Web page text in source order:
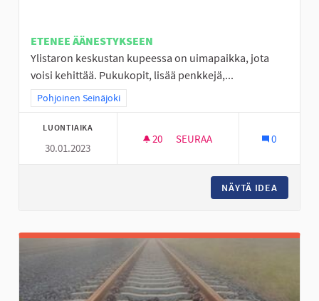
ETENEE ÄÄNESTYKSEEN
Ylistaron keskustan kupeessa on uimapaikka, jota
voisi kehittää. Pukukopit, lisää penkkejä,...
Rajaa tulokset teeman mukaan: Pohjoinen Seinäjoki
Pohjoinen Seinäjoki
LUONTIAIKA
30.01.2023
20 20 SEURAAJAA
SEURAA 0
NÄYTÄ IDEA